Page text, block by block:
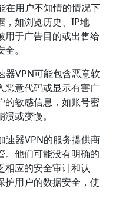
在用户不知情的情况下
，如浏览历史、IP地
用于广告目的或出售给
。
器VPN可能包含恶意软
恶意代码或显示有害广
的敏感信息，如账号密
或变慢。
速器VPN的服务提供商
。他们可能没有明确的
相应的安全审计和认
护用户的数据安全，使